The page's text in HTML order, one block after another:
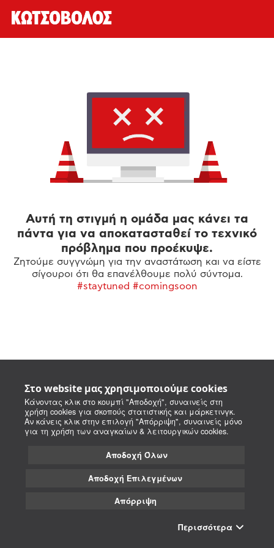
Στο website μας χρησιμοποιούμε cookies
Κάνοντας κλικ στο κουμπί "Αποδοχή", συναινείς στη
χρήση cookies για σκοπούς στατιστικής και μάρκετινγκ.
Αν κάνεις κλικ στην επιλογή "Απόρριψη", συναινείς μόνο
για τη χρήση των αναγκαίων & λειτουργικών cookies.
Αποδοχή Όλων
Αποδοχή Επιλεγμένων
Απόρριψη
Περισσότερα
Αυτή τη στιγμή η ομάδα μας κάνει τα
πάντα για να αποκατασταθεί το τεχνικό
πρόβλημα που προέκυψε.
Ζητούμε συγγνώμη για την αναστάτωση και να είστε
σίγουροι ότι θα επανέλθουμε πολύ σύντομα.
#staytuned #comingsoon